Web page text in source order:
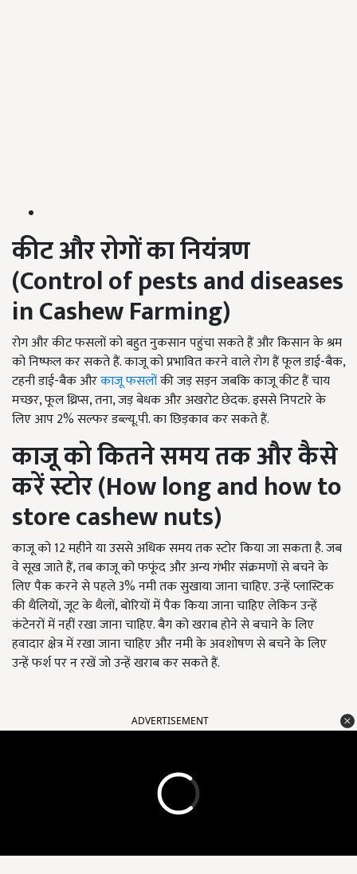
कीट और रोगों का नियंत्रण
(Control of pests and diseases
in Cashew Farming)
रोग और कीट फसलों को बहुत नुकसान पहुंचा सकते हैं और किसान के श्रम
को निष्फल कर सकते हैं. काजू को प्रभावित करने वाले रोग हैं फूल डाई-बैक,
टहनी डाई-बैक औरकाजू फसलोंकी जड़ सड़न जबकि काजू कीट हैं चाय
मच्छर, फूल थ्रिप्स, तना, जड़ बेधक और अखरोट छेदक. इससे निपटारे के
लिए आप 2% सल्फर डब्ल्यू.पी. का छिड़काव कर सकते हैं.
काजू को कितने समय तक और कैसे
करें स्टोर (How long and how to
store cashew nuts)
काजू को 12 महीने या उससे अधिक समय तक स्टोर किया जा सकता है. जब
वे सूख जाते हैं, तब काजू को फफूंद और अन्य गंभीर संक्रमणों से बचने के
लिए पैक करने से पहले 3% नमी तक सुखाया जाना चाहिए. उन्हें प्लास्टिक
की थैलियों, जूट के थैलों, बोरियों में पैक किया जाना चाहिए लेकिन उन्हें
कंटेनरों में नहीं रखा जाना चाहिए. बैग को खराब होने से बचाने के लिए
हवादार क्षेत्र में रखा जाना चाहिए और नमी के अवशोषण से बचने के लिए
उन्हें फर्श पर न रखें जो उन्हें खराब कर सकते हैं.
ADVERTISEMENT